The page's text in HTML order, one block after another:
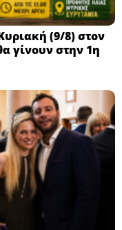
(9/8) στον
γίνουν στην 1η